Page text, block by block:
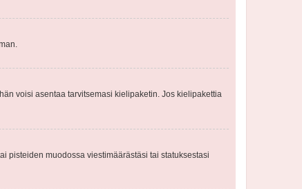
voisi asentaa tarvitsemasi kielipaketin. Jos kielipakettia
pisteiden muodossa viestimäärästäsi tai statuksestasi